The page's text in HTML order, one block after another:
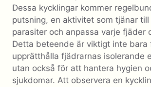
Dessa kycklingar kommer
putsning, en aktivitet som tjänar
parasiter och anpassa varje fjäder
Detta beteende är viktigt inte bara
upprätthålla fjädrarnas isolerande
utan också för att hantera hygien
sjukdomar. Att observera en